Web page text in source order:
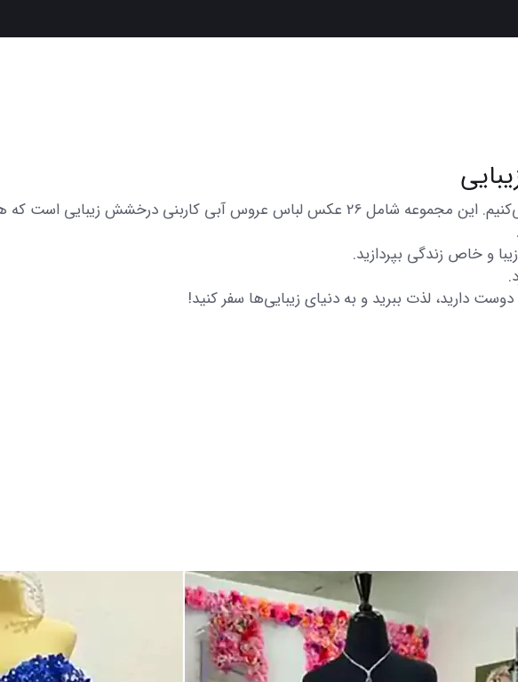
در اینجا شما را به تماشای مجموعه‌ای از عکس‌های متنوع و زیبا دعوت می‌کنیم. این مجموعه شامل 26 عکس لباس
و خاص زندگی بپردازید.
دارید، لذت ببرید و به دنیای زیبایی‌ها سفر کنید!